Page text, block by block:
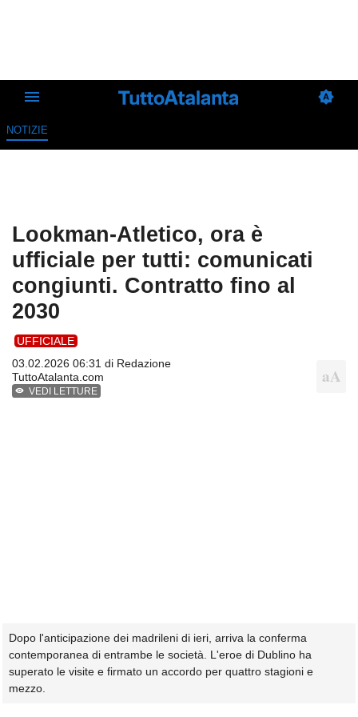
NOTIZIE
Lookman-Atletico, ora è
ufficiale per tutti: comunicati
congiunti. Contratto fino al
2030
UFFICIALE
03.02.2026 06:31 di Redazione
TuttoAtalanta.com
VEDI LETTURE
Dopo l'anticipazione dei madrileni di ieri, arriva la conferma
contemporanea di entrambe le società. L'eroe di Dublino ha
superato le visite e firmato un accordo per quattro stagioni e
mezzo.